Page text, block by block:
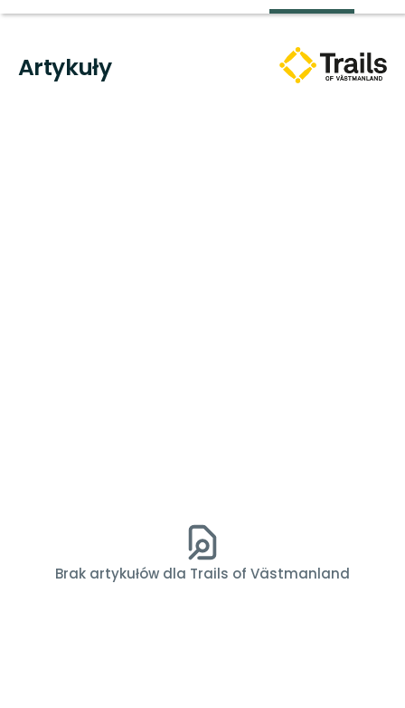
Artykuły
Brak artykułów dla Trails of Västmanland